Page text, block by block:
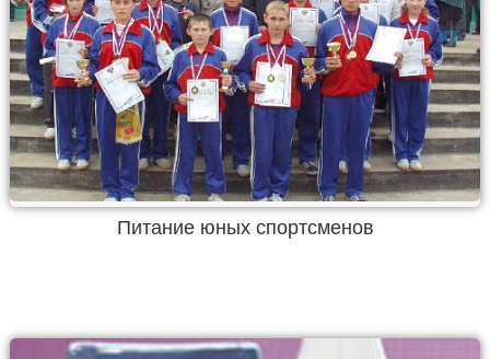
Питание юных спортсменов